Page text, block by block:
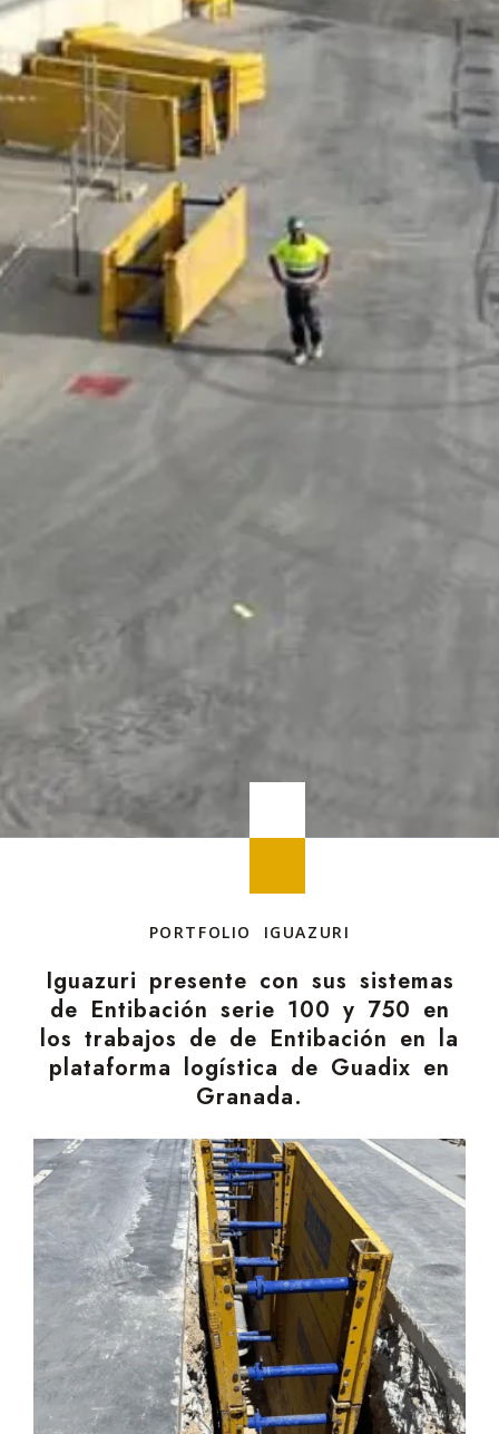
PORTFOLIO IGUAZURI
Iguazuri presente con sus sistemas
de Entibación serie 100 y 750 en
los trabajos de de Entibación en la
plataforma logística de Guadix en
Granada.